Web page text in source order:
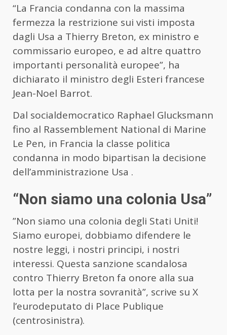
“La Francia condanna con la massima
fermezza la restrizione sui visti imposta
dagli Usa a Thierry Breton, ex ministro e
commissario europeo, e ad altre quattro
importanti personalità europee”, ha
dichiarato il ministro degli Esteri francese
Jean-Noel Barrot.
Dal socialdemocratico Raphael Glucksmann
fino al Rassemblement National di Marine
Le Pen, in Francia la classe politica
condanna in modo bipartisan la decisione
dell’amministrazione Usa .
“Non siamo una colonia Usa”
”Non siamo una colonia degli Stati Uniti!
Siamo europei, dobbiamo difendere le
nostre leggi, i nostri principi, i nostri
interessi. Questa sanzione scandalosa
contro Thierry Breton fa onore alla sua
lotta per la nostra sovranità”, scrive su X
l’eurodeputato di Place Publique
(centrosinistra).